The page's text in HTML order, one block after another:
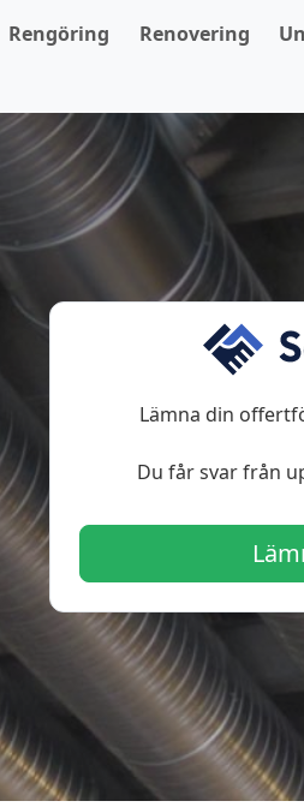
Rengöring Renovering
Lämna din
Du får svar från